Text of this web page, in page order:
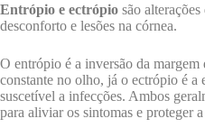
Entrópio e ectrópio são
desconforto e lesões na córnea.
O entrópio é a inversão da
constante no olho, já o ectrópio é a
suscetível a infecções. Ambos
para aliviar os sintomas e proteger